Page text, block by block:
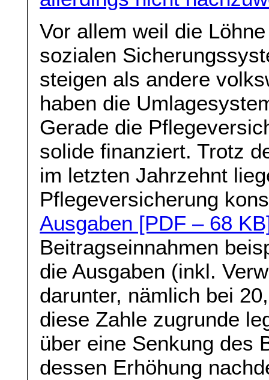
Vor allem weil die
sozialen
steigen als andere
haben die
Gerade die
solide finanziert. Trotz
im letzten Jahrzehnt
Pflegeversicherung
Ausgaben [PDF – 68
Beitragseinnahmen
die Ausgaben (inkl.
darunter, nämlich bei
diese Zahle zugrunde
über eine Senkung des
dessen Erhöhung